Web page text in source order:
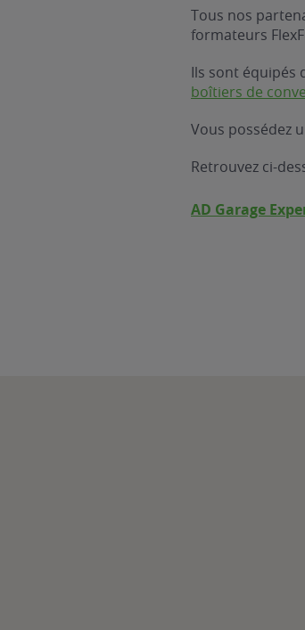
Tous nos
formateurs
Ils sont équipés
boîtiers de
Vous possédez
Retrouvez ci-
AD Garage